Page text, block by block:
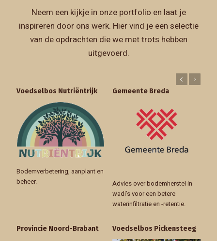
Neem een kijkje in onze portfolio en laat je
inspireren door ons werk. Hier vind je een selectie
van de opdrachten die we met trots hebben
uitgevoerd.
Voedselbos Nutriëntrijk
Bodemverbetering, aanplant en
beheer.
Gemeente Breda
Advies over bodemherstel in
wadi’s voor een betere
waterinfiltratie en -retentie.
Provincie Noord-Brabant Voedselbos Pickensteeg